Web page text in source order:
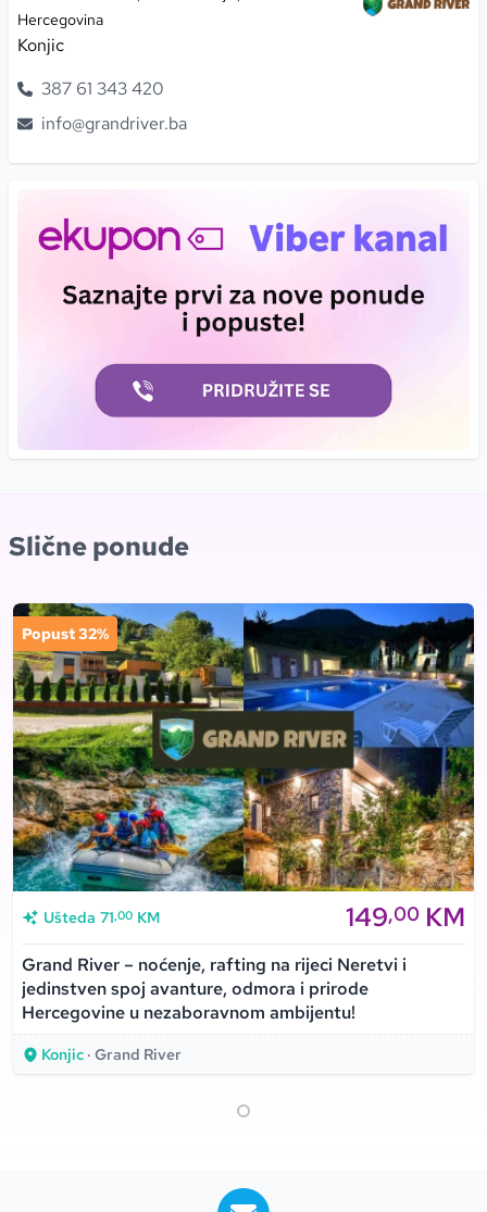
Hercegovina
Konjic
387 61 343420
info@grandriver.ba
Slične ponude
Popust 32%
Ušteda 71,00 KM 149,00 KM
Grand River – noćenje, rafting na rijeci Neretvi i
jedinstven spoj avanture, odmora i prirode
Hercegovine u nezaboravnom ambijentu!
Konjic · Grand River